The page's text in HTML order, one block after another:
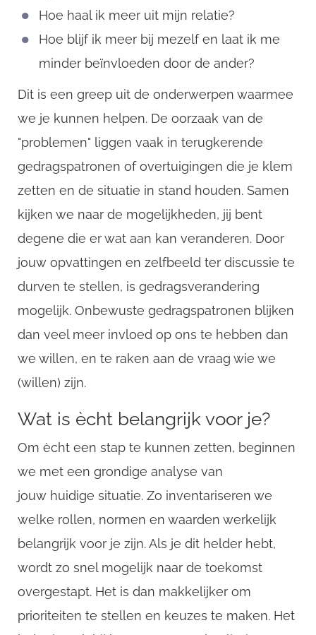
Hoe haal ik meer uit mijn relatie?
Hoe blijf ik meer bij mezelf en laat ik me
minder beïnvloeden door de ander?
Dit is een greep uit de onderwerpen waarmee
we je kunnen helpen. De oorzaak van de
"problemen" liggen vaak in terugkerende
gedragspatronen of overtuigingen die je klem
zetten en de situatie in stand houden. Samen
kijken we naar de mogelijkheden, jij bent
degene die er wat aan kan veranderen. Door
jouw opvattingen en zelfbeeld ter discussie te
durven te stellen, is gedragsverandering
mogelijk. Onbewuste gedragspatronen blijken
dan veel meer invloed op ons te hebben dan
we willen, en te raken aan de vraag wie we
(willen) zijn.
Wat is ècht belangrijk voor je?
Om ècht een stap te kunnen zetten, beginnen
we met een grondige analyse van
jouw huidige situatie. Zo inventariseren we
welke rollen, normen en waarden werkelijk
belangrijk voor je zijn. Als je dit helder hebt,
wordt zo snel mogelijk naar de toekomst
overgestapt. Het is dan makkelijker om
prioriteiten te stellen en keuzes te maken. Het
CompanyName
Username
Email